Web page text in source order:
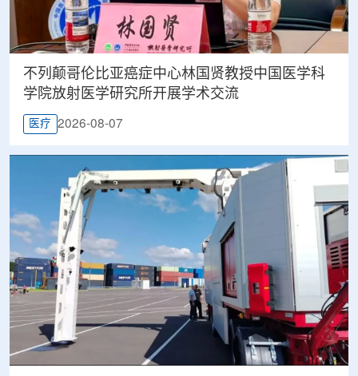
不列颠哥伦比亚癌症中心林国贤教授中国医学科
学院放射医学研究所开展学术交流
医疗 2026-08-07